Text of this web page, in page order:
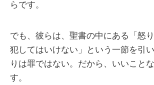
らです。
でも、彼らは、聖書の中にある「怒
犯してはいけない」という一節を引
りは罪ではない。だから、いいこと
す。